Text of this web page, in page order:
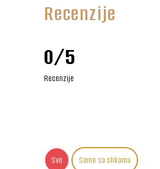
Recenzije
0/5
Recenzije
Sve Samo sa slikama